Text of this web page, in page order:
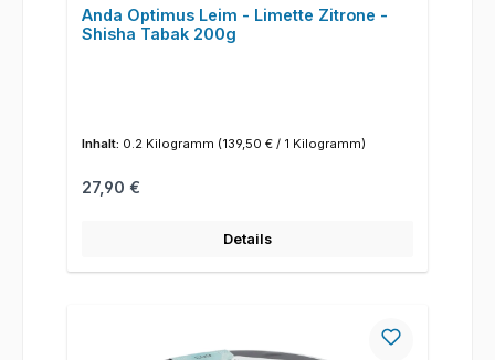
Anda Optimus Leim - Limette Zitrone -
Shisha Tabak 200g
Inhalt: 0.2 Kilogramm (139,50 € / 1 Kilogramm)
Regulärer Preis:
27,90 €
Details